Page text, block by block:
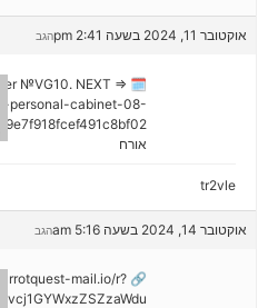
אוקטובר 11, 2024 בשעה 2:41 pm הגב
№VG10. NEXT =>
personal-cabinet-08-
🗓
אורח
tr2vle
אוקטובר 14, 2024 בשעה 5:16 am הגב
mail.io/r?